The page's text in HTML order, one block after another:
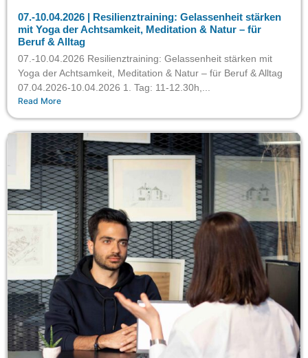
07.-10.04.2026 | Resilienztraining: Gelassenheit stärken
mit Yoga der Achtsamkeit, Meditation & Natur – für
Beruf & Alltag
07.-10.04.2026 Resilienztraining: Gelassenheit stärken mit
Yoga der Achtsamkeit, Meditation & Natur – für Beruf & Alltag
07.04.2026-10.04.2026 1. Tag: 11-12.30h,...
Read More